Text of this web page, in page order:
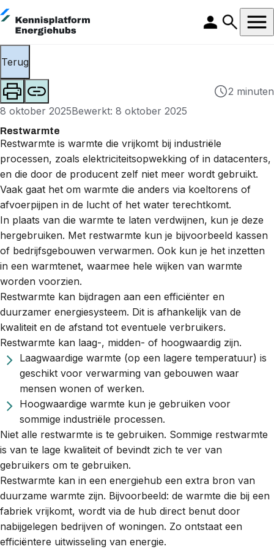
Terug
2 minuten
8 oktober 2025Bewerkt: 8 oktober 2025
Restwarmte
Restwarmte is warmte die vrijkomt bij industriële
processen, zoals elektriciteitsopwekking of in datacenters,
en die door de producent zelf niet meer wordt gebruikt.
Vaak gaat het om warmte die anders via koeltorens of
afvoerpijpen in de lucht of het water terechtkomt.
In plaats van die warmte te laten verdwijnen, kun je deze
hergebruiken. Met restwarmte kun je bijvoorbeeld kassen
of bedrijfsgebouwen verwarmen. Ook kun je het inzetten
in een warmtenet, waarmee hele wijken van warmte
worden voorzien.
Restwarmte kan bijdragen aan een efficiënter en
duurzamer energiesysteem. Dit is afhankelijk van de
kwaliteit en de afstand tot eventuele verbruikers.
Restwarmte kan laag-, midden- of hoogwaardig zijn.
Laagwaardige warmte (op een lagere temperatuur) is
geschikt voor verwarming van gebouwen waar
mensen wonen of werken.
Hoogwaardige warmte kun je gebruiken voor
sommige industriële processen.
Niet alle restwarmte is te gebruiken. Sommige restwarmte
is van te lage kwaliteit of bevindt zich te ver van
gebruikers om te gebruiken.
Restwarmte kan in een energiehub een extra bron van
duurzame warmte zijn. Bijvoorbeeld: de warmte die bij een
fabriek vrijkomt, wordt via de hub direct benut door
nabijgelegen bedrijven of woningen. Zo ontstaat een
efficiëntere uitwisseling van energie.